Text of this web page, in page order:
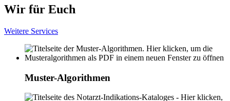
Wir für Euch
Weitere Services
Muster-Algorithmen